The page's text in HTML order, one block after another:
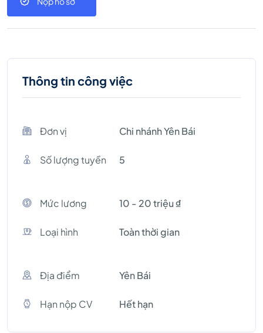
Thông tin công việc
Đơn vị Chi nhánh Yên Bái
Số lượng tuyền 5
Mức lương 10 - 20 triệu ₫
Loại hình Toàn thời gian
Địa điểm Yên Bái
Hạn nộp CV Hết hạn